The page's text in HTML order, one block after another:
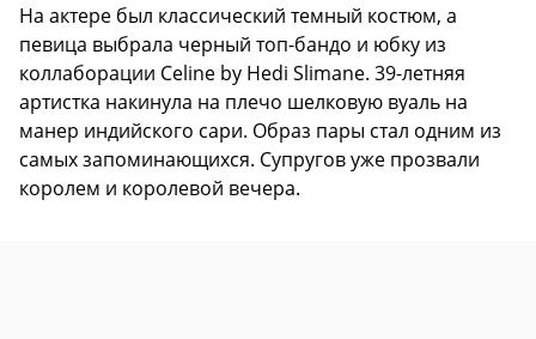
На актере был классический темный костюм, а
певица выбрала черный топ-бандо и юбку из
коллаборации Celine by Hedi Slimane. 39-летняя
артистка накинула на плечо шелковую вуаль на
манер индийского сари. Образ пары стал одним из
самых запоминающихся. Супругов уже прозвали
королем и королевой вечера.